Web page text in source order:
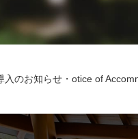
入のお知らせ・otice of